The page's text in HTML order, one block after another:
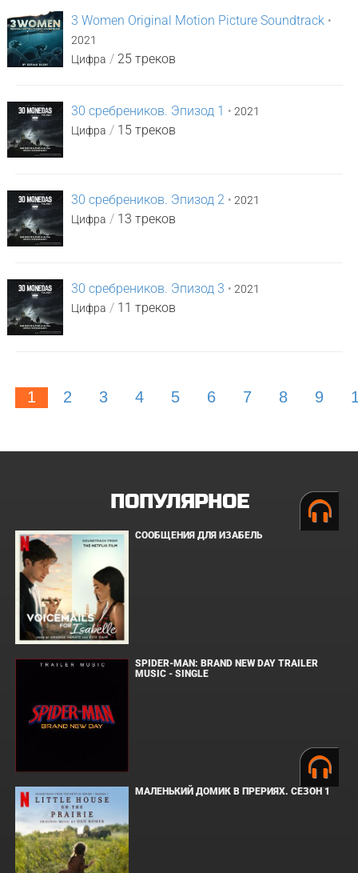
3 Women Original Motion Picture Soundtrack •
2021
Цифра / 25 треков
30 сребреников. Эпизод 1 • 2021
Цифра / 15 треков
30 сребреников. Эпизод 2 • 2021
Цифра / 13 треков
30 сребреников. Эпизод 3 • 2021
Цифра / 11 треков
1 2 3 4 5 6 7 8 9
ПОПУЛЯРНОЕ
СООБЩЕНИЯ ДЛЯ ИЗАБЕЛЬ
SPIDER-MAN: BRAND NEW DAY TRAILER
MUSIC - SINGLE
МАЛЕНЬКИЙ ДОМИК В ПРЕРИЯХ. СЕЗОН 1